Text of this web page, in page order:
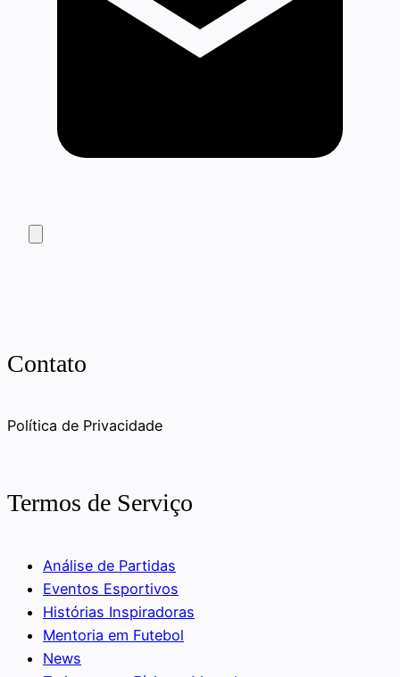
Contato
Política de Privacidade
Termos de Serviço
Análise de Partidas
Eventos Esportivos
Histórias Inspiradoras
Mentoria em Futebol
News